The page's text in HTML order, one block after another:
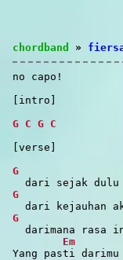
chordband »
no capo!
[intro]
G C G C
[verse]
G
dari sejak dulu
G
dari kejauhan
G
darimana rasa
Em
Yang pasti darimu